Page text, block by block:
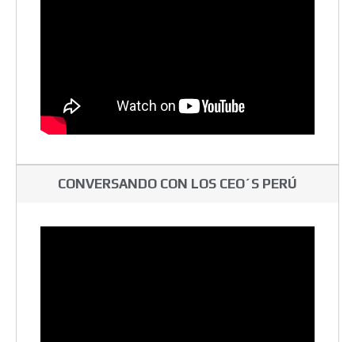
CONVERSANDO CON LOS CEO´S PERÚ